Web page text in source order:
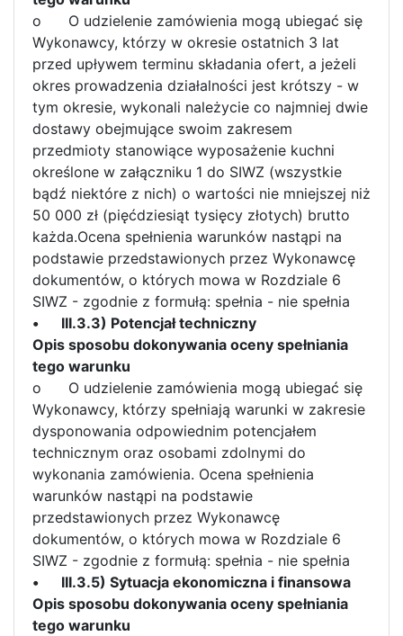
o
O udzielenie zamówienia mogą ubiegać się
Wykonawcy, którzy w okresie ostatnich 3 lat
przed upływem terminu składania ofert, a jeżeli
okres prowadzenia działalności jest krótszy - w
tym okresie, wykonali należycie co najmniej dwie
dostawy obejmujące swoim zakresem
przedmioty stanowiące wyposażenie kuchni
określone w załączniku 1 do SIWZ (wszystkie
bądź niektóre z nich) o wartości nie mniejszej niż
50 000 zł (pięćdziesiąt tysięcy złotych) brutto
każda.Ocena spełnienia warunków nastąpi na
podstawie przedstawionych przez Wykonawcę
dokumentów, o których mowa w Rozdziale 6
SIWZ - zgodnie z formułą: spełnia - nie spełnia
•
III.3.3) Potencjał techniczny
Opis sposobu dokonywania oceny spełniania
tego warunku
o
O udzielenie zamówienia mogą ubiegać się
Wykonawcy, którzy spełniają warunki w zakresie
dysponowania odpowiednim potencjałem
technicznym oraz osobami zdolnymi do
wykonania zamówienia. Ocena spełnienia
warunków nastąpi na podstawie
przedstawionych przez Wykonawcę
dokumentów, o których mowa w Rozdziale 6
SIWZ - zgodnie z formułą: spełnia - nie spełnia
•
III.3.5) Sytuacja ekonomiczna i finansowa
Opis sposobu dokonywania oceny spełniania
tego warunku